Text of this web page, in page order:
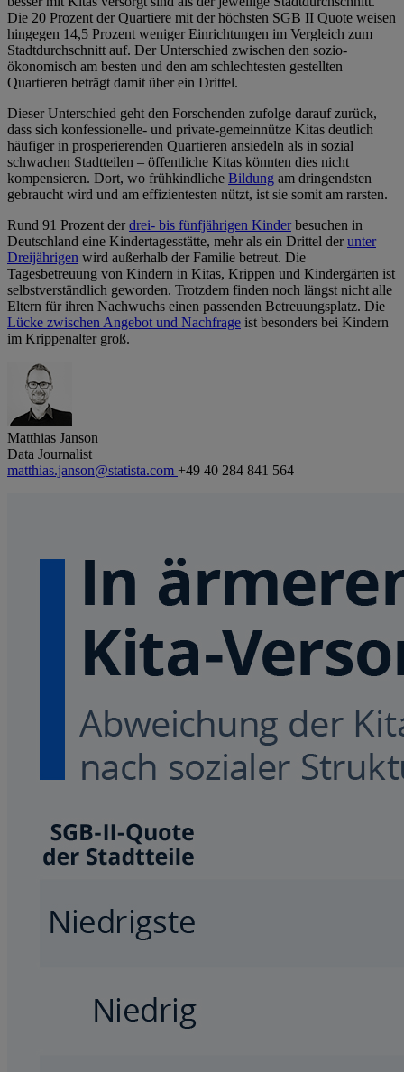
Die 20 Prozent der Quartiere mit der höchsten SGB II Quote weisen
hingegen 14,5 Prozent weniger Einrichtungen im Vergleich zum
Stadtdurchschnitt auf. Der Unterschied zwischen den sozio-
ökonomisch am besten und den am schlechtesten gestellten
Quartieren beträgt damit über ein Drittel.
Dieser Unterschied geht den Forschenden zufolge darauf zurück,
dass sich konfessionelle- und private-gemeinnütze Kitas deutlich
häufiger in prosperierenden Quartieren ansiedeln als in sozial
schwachen Stadtteilen – öffentliche Kitas könnten dies nicht
kompensieren. Dort, wo frühkindliche Bildung am dringendsten
gebraucht wird und am effizientesten nützt, ist sie somit am rarsten.
Rund 91 Prozent derdrei- bis fünfjährigen Kinderbesuchen in
Deutschland eine Kindertagesstätte, mehr als ein Drittel derunter
Dreijährigen wird außerhalb der Familie betreut. Die
Tagesbetreuung von Kindern in Kitas, Krippen und Kindergärten ist
selbstverständlich geworden. Trotzdem finden noch längst nicht alle
Eltern für ihren Nachwuchs einen passenden Betreuungsplatz. Die
Lücke zwischen Angebot und Nachfrage ist besonders bei Kindern
im Krippenalter groß.
Matthias Janson
Data Journalist
matthias.janson@statista.com +49 40 284 841 564